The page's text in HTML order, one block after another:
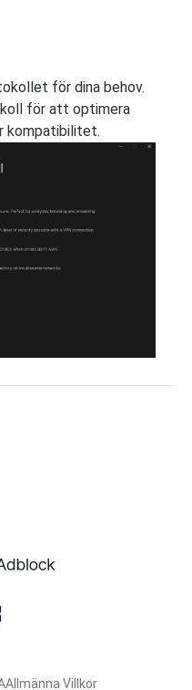
för dina behov.
för att optimera
kompatibilitet.
Allmänna Villkor